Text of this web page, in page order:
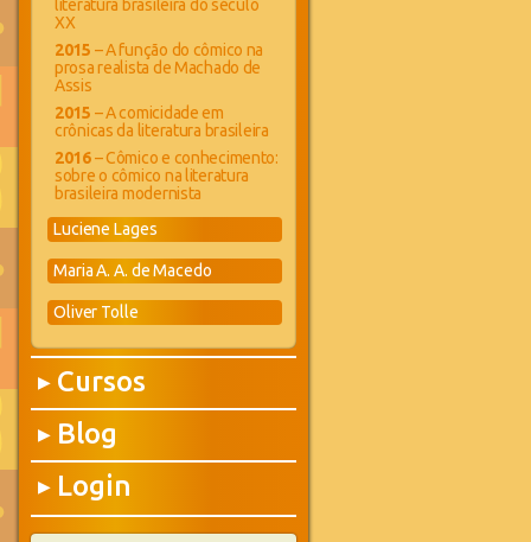
literatura brasileira do século
XX
2015 – A função do cômico na
prosa realista de Machado de
Assis
2015 – A comicidade em
crônicas da literatura brasileira
2016– Cômico e conhecimento:
sobre o cômico na literatura
brasileira modernista
Luciene Lages
Maria A. A. de Macedo
Oliver Tolle
▶ Cursos
▶ Blog
▶ Login